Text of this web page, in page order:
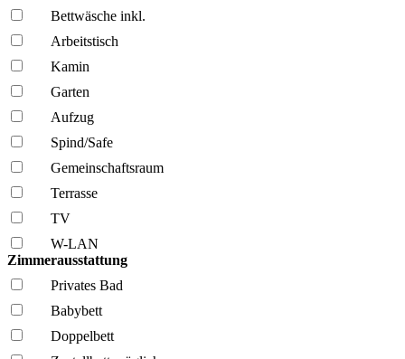
Bettwäsche inkl.
Arbeitstisch
Kamin
Garten
Aufzug
Spind/Safe
Gemeinschafts­raum
Terrasse
TV
W-LAN
Zimmerausstattung
Privates Bad
Babybett
Doppelbett